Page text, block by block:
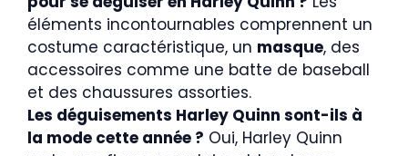
éléments incontournables comprennent un
costume caractéristique, un masque, des
accessoires comme une batte de baseball
et des chaussures assorties.
Les déguisements Harley Quinn sont-ils à
la mode cette année ? Oui, Harley Quinn